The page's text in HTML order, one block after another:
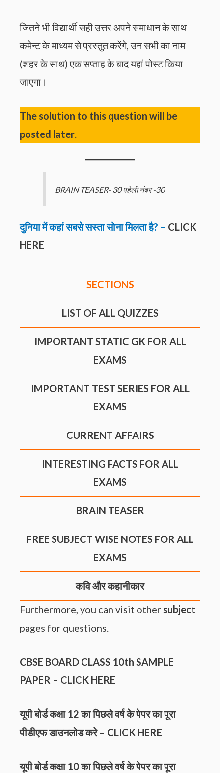
जितने भी विद्यार्थी सही उत्तर अपने समाधान के साथ
कमेन्ट के माध्यम से प्रस्तुत करेंगे, उन सभी का नाम
(शहर के साथ) एक सप्ताह के बाद यहां पोस्ट किया
जाएगा।
The solution to this question will be
posted later.
BRAIN TEASER- 30 पहेली नंबर -30
दुनिया में कहां सबसे सस्ता सोना मिलता है? – CLICK
HERE
SECTIONS
LIST OF ALL QUIZZES
IMPORTANT STATIC GK FOR ALL
EXAMS
IMPORTANT TEST SERIES FOR ALL
EXAMS
CURRENT AFFAIRS
INTERESTING FACTS FOR ALL
EXAMS
BRAIN TEASER
FREE SUBJECT WISE NOTES FOR ALL
EXAMS
कवि और कहानीकार
Furthermore, you can visit other subject
pages for questions.
CBSE BOARD CLASS 10th SAMPLE
PAPER – CLICK HERE
यूपी बोर्ड कक्षा 12 का पिछले वर्ष के पेपर का पूरा
पीडीएफ डाउनलोड करे – CLICK HERE
यूपी बोर्ड कक्षा 10 का पिछले वर्ष के पेपर का पूरा